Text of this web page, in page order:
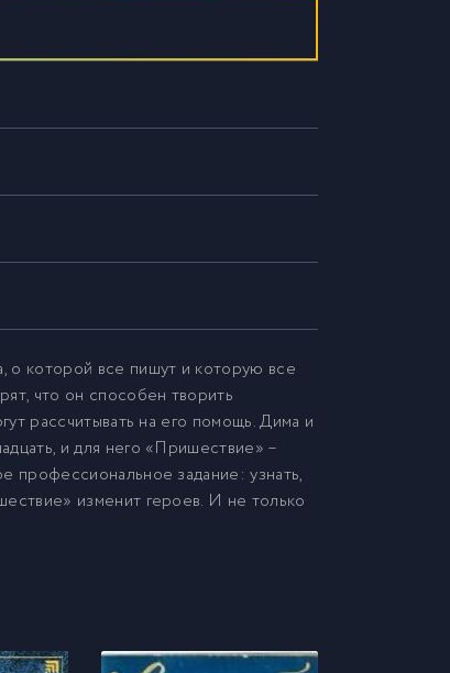
которой все пишут и которую все
что он способен творить
рассчитывать на его помощь. Дима и
и для него «Пришествие» –
профессиональное задание: узнать,
изменит героев. И не только